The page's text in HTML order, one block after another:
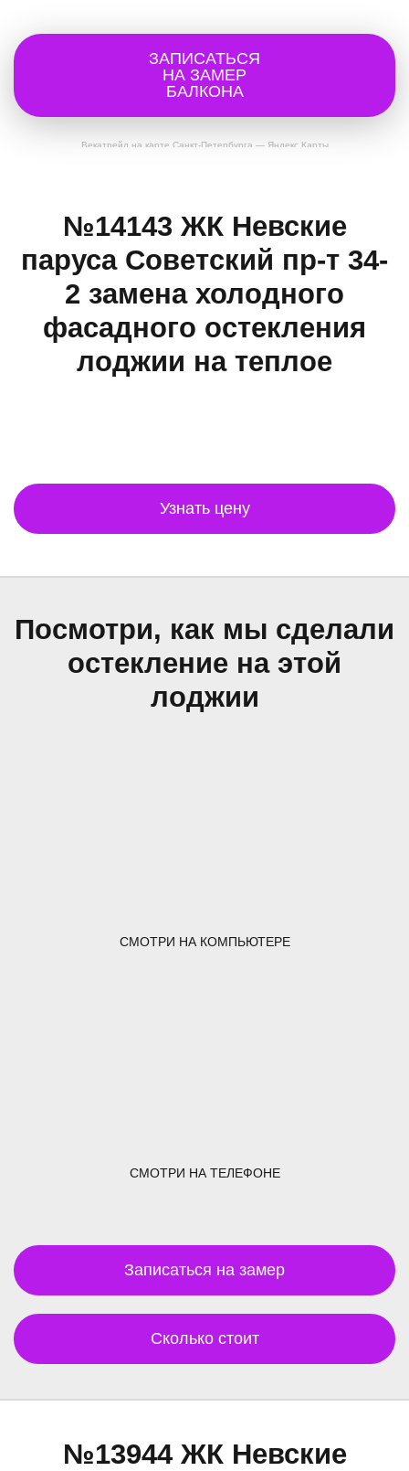
Векатрейд на карте Санкт‑Петербурга — Яндекс Карты
ЗАПИСАТЬСЯ
НА ЗАМЕР
БАЛКОНА
№14143 ЖК Невские
паруса Советский пр-т 34-
2 замена холодного
фасадного остекления
лоджии на теплое
Узнать цену
Посмотри, как мы сделали
остекление на этой
лоджии
СМОТРИ НА КОМПЬЮТЕРЕ
СМОТРИ НА ТЕЛЕФОНЕ
Записаться на замер
Сколько стоит
№13944 ЖК Невские